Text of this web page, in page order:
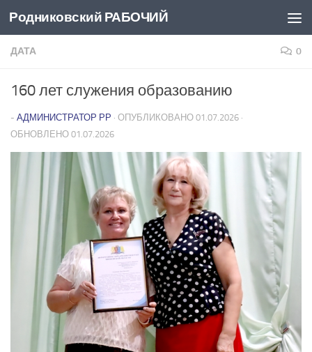
Перейти к содержимому
Родниковский РАБОЧИЙ
ДАТА 0
160 лет служения образованию
- АДМИНИСТРАТОР РР · ОПУБЛИКОВАНО 01.07.2026 ·
ОБНОВЛЕНО 01.07.2026